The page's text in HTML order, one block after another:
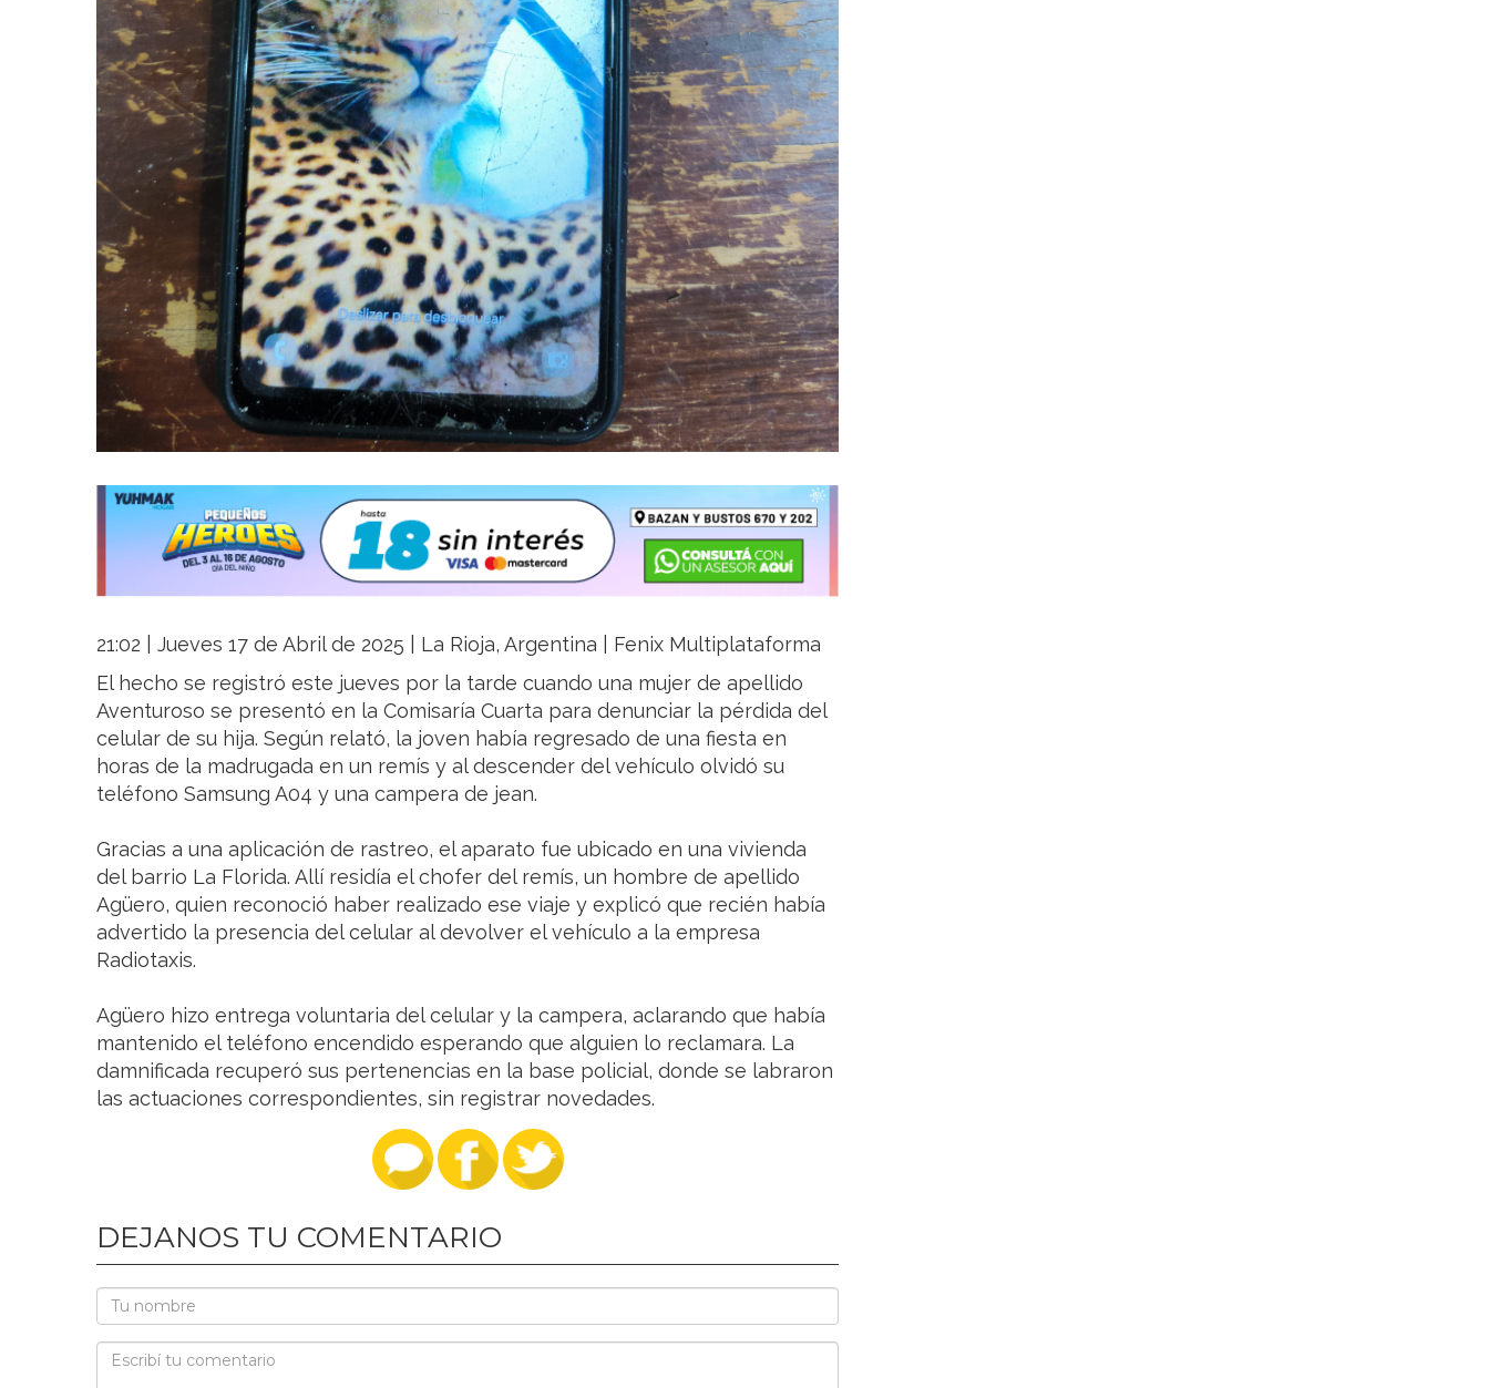
21:02 | Jueves 17 de Abril de 2025 | La Rioja, Argentina | Fenix Multiplataforma
El hecho se registró este jueves por la tarde cuando una mujer de apellido
Aventuroso se presentó en la Comisaría Cuarta para denunciar la pérdida del
celular de su hija. Según relató, la joven había regresado de una fiesta en
horas de la madrugada en un remís y al descender del vehículo olvidó su
teléfono Samsung A04 y una campera de jean.
Gracias a una aplicación de rastreo, el aparato fue ubicado en una vivienda
del barrio La Florida. Allí residía el chofer del remís, un hombre de apellido
Agüero, quien reconoció haber realizado ese viaje y explicó que recién había
advertido la presencia del celular al devolver el vehículo a la empresa
Radiotaxis.
Agüero hizo entrega voluntaria del celular y la campera, aclarando que había
mantenido el teléfono encendido esperando que alguien lo reclamara. La
damnificada recuperó sus pertenencias en la base policial, donde se labraron
las actuaciones correspondientes, sin registrar novedades.
DEJANOS TU COMENTARIO